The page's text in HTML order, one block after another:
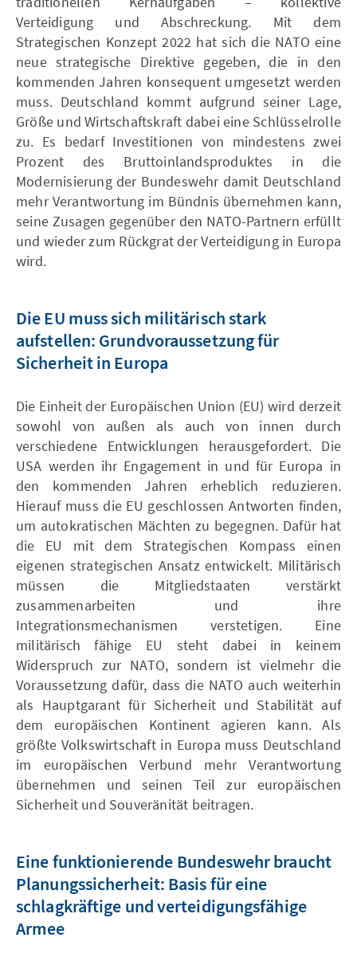
Verteidigung und Abschreckung. Mit dem
Strategischen Konzept 2022 hat sich die NATO eine
neue strategische Direktive gegeben, die in den
kommenden Jahren konsequent umgesetzt werden
muss. Deutschland kommt aufgrund seiner Lage,
Größe und Wirtschaftskraft dabei eine Schlüsselrolle
zu. Es bedarf Investitionen von mindestens zwei
Prozent des Bruttoinlandsproduktes in die
Modernisierung der Bundeswehr damit Deutschland
mehr Verantwortung im Bündnis übernehmen kann,
seine Zusagen gegenüber den NATO-Partnern erfüllt
und wieder zum Rückgrat der Verteidigung in Europa
wird.
Die EU muss sich militärisch stark
aufstellen: Grundvoraussetzung für
Sicherheit in Europa
Die Einheit der Europäischen Union (EU) wird derzeit
sowohl von außen als auch von innen durch
verschiedene Entwicklungen herausgefordert. Die
USA werden ihr Engagement in und für Europa in
den kommenden Jahren erheblich reduzieren.
Hierauf muss die EU geschlossen Antworten finden,
um autokratischen Mächten zu begegnen. Dafür hat
die EU mit dem Strategischen Kompass einen
eigenen strategischen Ansatz entwickelt. Militärisch
müssen die Mitgliedstaaten verstärkt
zusammenarbeiten und ihre
Integrationsmechanismen verstetigen. Eine
militärisch fähige EU steht dabei in keinem
Widerspruch zur NATO, sondern ist vielmehr die
Voraussetzung dafür, dass die NATO auch weiterhin
als Hauptgarant für Sicherheit und Stabilität auf
dem europäischen Kontinent agieren kann. Als
größte Volkswirtschaft in Europa muss Deutschland
im europäischen Verbund mehr Verantwortung
übernehmen und seinen Teil zur europäischen
Sicherheit und Souveränität beitragen.
Eine funktionierende Bundeswehr braucht
Planungssicherheit: Basis für eine
schlagkräftige und verteidigungsfähige
Armee